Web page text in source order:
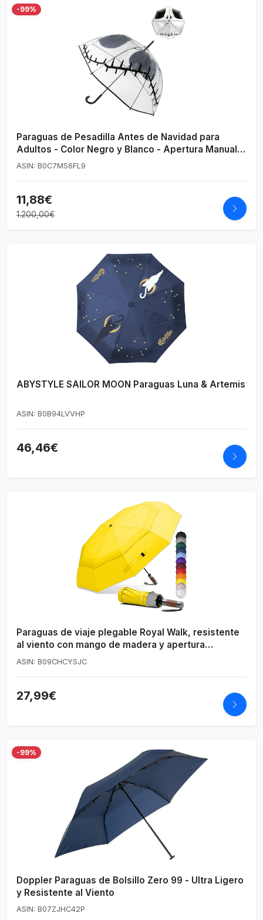
-99%
Paraguas de Pesadilla Antes de Navidad para
Adultos - Color Negro y Blanco - Apertura Manual -
Diseño de Jack Skellington - Producto Original
ASIN: B0C7MS6FL9
11,88€
1.200,00€
ABYSTYLE SAILOR MOON Paraguas Luna & Artemis
ASIN: B0B94LVVHP
46,46€
Paraguas de viaje plegable Royal Walk, resistente
al viento con mango de madera y apertura
automática
ASIN: B09CHCYSJC
27,99€
-99%
Doppler Paraguas de Bolsillo Zero 99 - Ultra Ligero
y Resistente al Viento
ASIN: B07ZJHC42P